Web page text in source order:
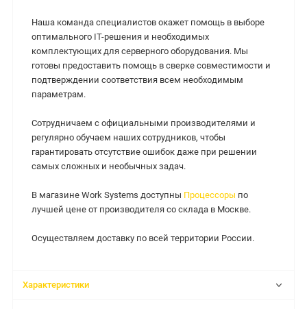
Наша команда специалистов окажет помощь в выборе
оптимального IT-решения и необходимых
комплектующих для серверного оборудования. Мы
готовы предоставить помощь в сверке совместимости и
подтверждении соответствия всем необходимым
параметрам.
Сотрудничаем с официальными производителями и
регулярно обучаем наших сотрудников, чтобы
гарантировать отсутствие ошибок даже при решении
самых сложных и необычных задач.
В магазине Work Systems доступны Процессоры по
лучшей цене от производителя со склада в Москве.
Осуществляем доставку по всей территории России.
Характеристики